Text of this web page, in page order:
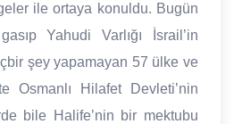
ile ortaya konuldu. Bugün
Yahudi Varlığı İsrail’in
şey yapamayan 57 ülke ve
Osmanlı Hilafet Devleti’nin
bile Halife’nin bir mektubu